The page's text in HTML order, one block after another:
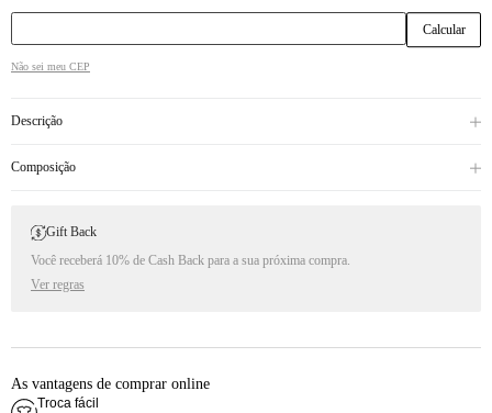
Não sei meu CEP
Descrição
Composição
Gift Back
Você receberá 10% de Cash Back para a sua próxima compra.
Ver regras
As vantagens de comprar online
Troca fácil